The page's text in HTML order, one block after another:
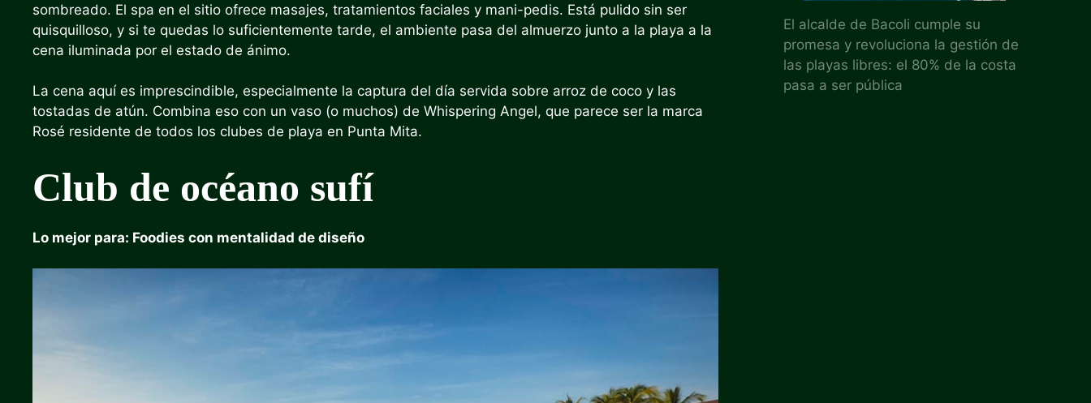
sombreado. El spa en el sitio ofrece masajes, tratamientos faciales y mani-pedis. Está pulido sin ser
quisquilloso, y si te quedas lo suficientemente tarde, el ambiente pasa del almuerzo junto a la playa a la
cena iluminada por el estado de ánimo.
La cena aquí es imprescindible, especialmente la captura del día servida sobre arroz de coco y las
tostadas de atún. Combina eso con un vaso (o muchos) de Whispering Angel, que parece ser la marca
Rosé residente de todos los clubes de playa en Punta Mita.
Club de océano sufí
Lo mejor para: Foodies con mentalidad de diseño
El alcalde de Bacoli cumple su
promesa y revoluciona la gestión de
las playas libres: el 80% de la costa
pasa a ser pública